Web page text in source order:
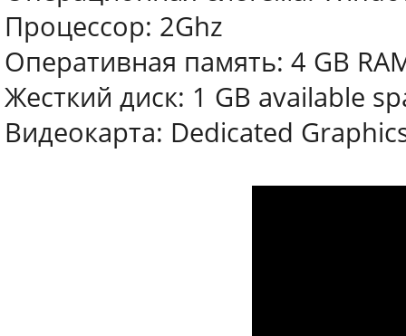
Процессор: 2Ghz
Оперативная память: 4 GB
Жесткий диск: 1 GB available
Видеокарта: Dedicated